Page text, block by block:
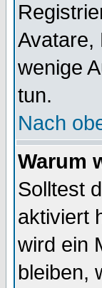
Avatare,
wenige
tun.
Nach
Warum
Solltest
aktiviert
wird ein
bleiben,